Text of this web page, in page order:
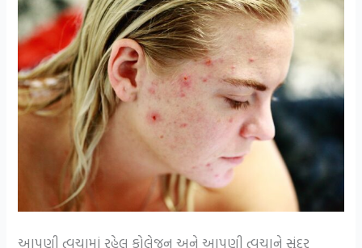
આપણી ત્વચામાં રહેલ કોલેજન અને આપણી ત્વચાને સુંદર